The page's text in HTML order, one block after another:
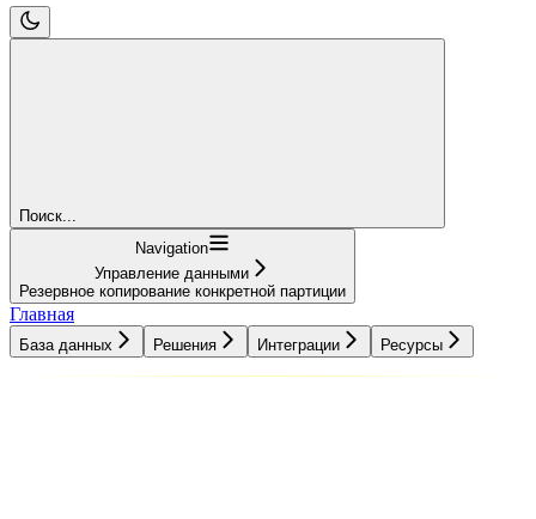
Поиск...
Navigation
Управление данными
Резервное копирование конкретной партиции
Главная
База данных Решения Интеграции Ресурсы